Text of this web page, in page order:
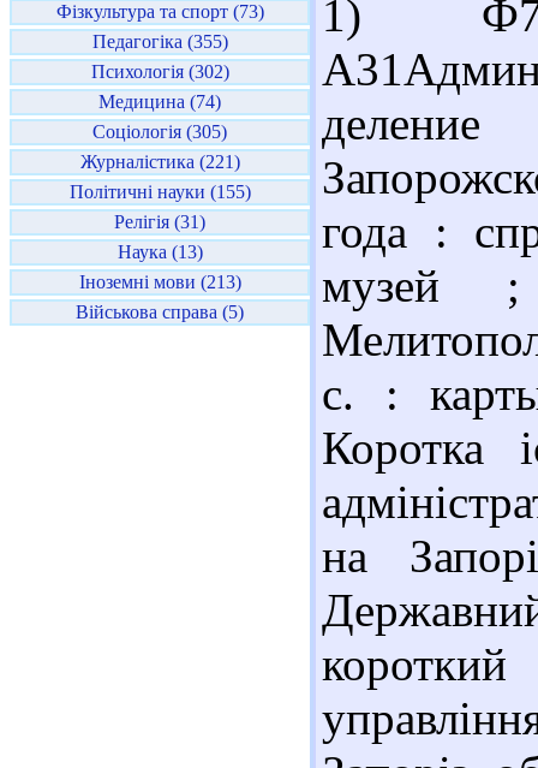
Фізкультура та спорт (73)
Педагогіка (355)
Психологія (302)
Медицина (74)
Соціологія (305)
Журналістика (221)
Політичні науки (155)
Релігія (31)
Наука (13)
Іноземні мови (213)
Військова справа (5)
1)
года :
музей
с. :
Коротка
на